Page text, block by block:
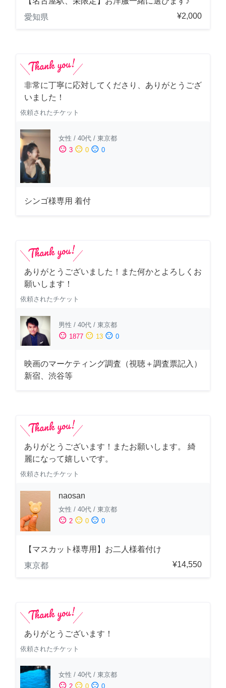
愛知県
¥2,000
非常に丁寧に応対してくださり、ありがとうござ
いました！
依頼されたチケット
女性 / 40代 / 東京都
sentiment_satisfied 3 sentiment_neutral 0 sentiment_dissatisfied 0
シンゴ様専用 着付
ありがとうございました！また何かとよろしくお
願いします！
依頼されたチケット
男性 / 40代 / 東京都
sentiment_satisfied 1877 sentiment_neutral 13 sentiment_dissatisfied 0
映画のマーケティング調査（視聴＋調査票記入）
新宿、渋谷等
ありがとうございます！またお願いします。 綺
麗になって嬉しいです。
依頼されたチケット
naosan
女性 / 40代 / 東京都
sentiment_satisfied 2 sentiment_neutral 0 sentiment_dissatisfied 0
【マスカット様専用】お二人様着付け
東京都
¥14,550
ありがとうございます！
依頼されたチケット
女性 / 40代 / 東京都
sentiment_satisfied 2 sentiment_neutral 0 sentiment_dissatisfied 0